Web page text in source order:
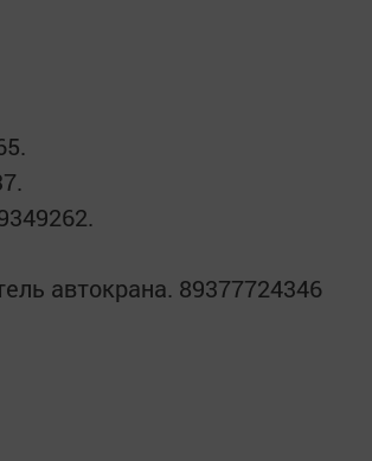
автокрана. 89377724346